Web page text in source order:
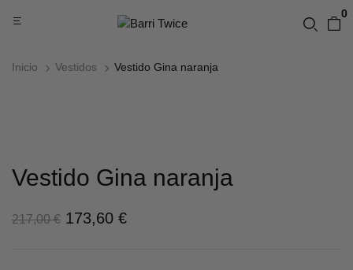
0
Inicio Vestidos Vestido Gina naranja
Vestido Gina naranja
217,00€ 173,60 €